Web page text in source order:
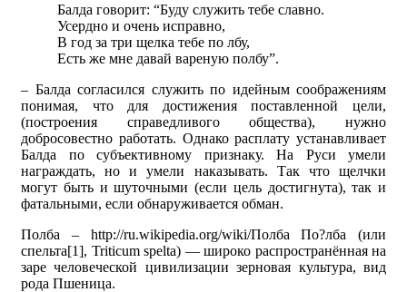
Балда говорит: “Буду служить тебе славно.
Усердно и очень исправно,
В год за три щелка тебе по лбу,
Есть же мне давай вареную полбу”.
– Балда согласился служить по идейным соображениям
понимая, что для достижения поставленной цели,
(построения справедливого общества), нужно
добросовестно работать. Однако расплату устанавливает
Балда по субъективному признаку. На Руси умели
награждать, но и умели наказывать. Так что щелчки
могут быть и шуточными (если цель достигнута), так и
фатальными, если обнаруживается обман.
Полба – http://ru.wikipedia.org/wiki/Полба По?лба (или
спельта[1], Triticum spelta) — широко распространённая на
заре человеческой цивилизации зерновая культура, вид
рода Пшеница.